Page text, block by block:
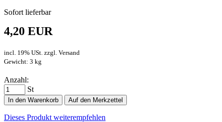
Sofort lieferbar
4,20 EUR
incl. 19% USt. zzgl. Versand
Gewicht: 3 kg
Anzahl:
St
In den Warenkorb Auf den Merkzettel
Dieses Produkt weiterempfehlen